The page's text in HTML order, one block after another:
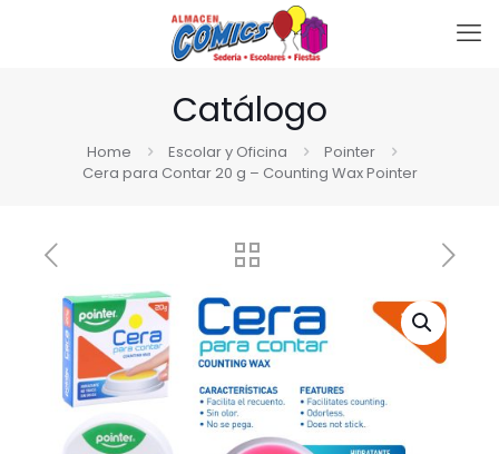
Catálogo
Home Escolar y Oficina
Pointer
Cera para Contar 20 g – Counting Wax Pointer